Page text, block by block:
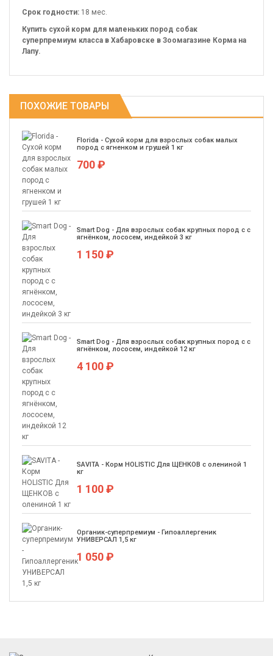
Срок годности: 18 мес.
Купить сухой корм для маленьких пород собак
суперпремиум класса в Хабаровске в Зоомагазине Корма на
Лапу.
ПОХОЖИЕ ТОВАРЫ
Florida - Сухой корм для взрослых собак малых
пород с ягненком и грушей 1 кг
700 ₽
Smart Dog - Для взрослых собак крупных пород с с
ягнёнком, лососем, индейкой 3 кг
1 150 ₽
Smart Dog - Для взрослых собак крупных пород с с
ягнёнком, лососем, индейкой 12 кг
4 100 ₽
SAVITA - Корм HOLISTIC Для ЩЕНКОВ с олениной 1
кг
1 100 ₽
Органик-суперпремиум - Гипоаллергеник
УНИВЕРСАЛ 1,5 кг
1 050 ₽